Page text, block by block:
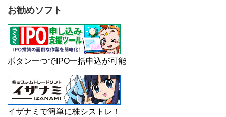
お勧めソフト
ボタン一つでIPO一括申込が可能
イザナミで簡単に株シストレ！